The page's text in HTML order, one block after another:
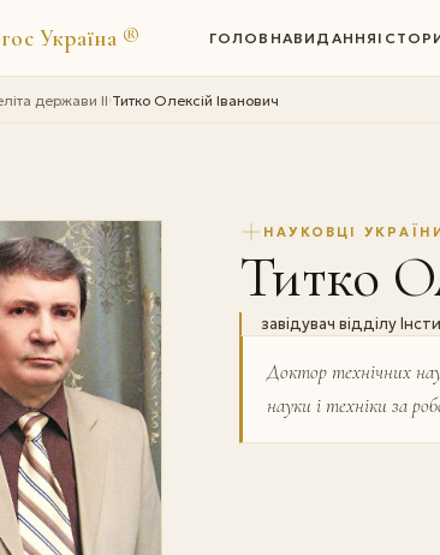
Україна ® ГОЛОВНАВИДАННЯ
держави II›Титко Олексій Іванович
НАУКОВЦІ
Титко
завідувач відділу
Доктор технічних
науки і техніки за